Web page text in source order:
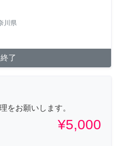
川県
終了
をお願いします。
¥5,000